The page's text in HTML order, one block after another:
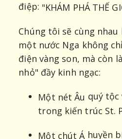
điệp: "KHÁM PHÁ THẾ
Chúng tôi sẽ cùng nhau
một nước Nga không
điện vàng son, mà còn
nhỏ" đầy kinh ngạc:
Một nét Âu quý tộc
trong kiến trúc St.
Một chút Á huyền